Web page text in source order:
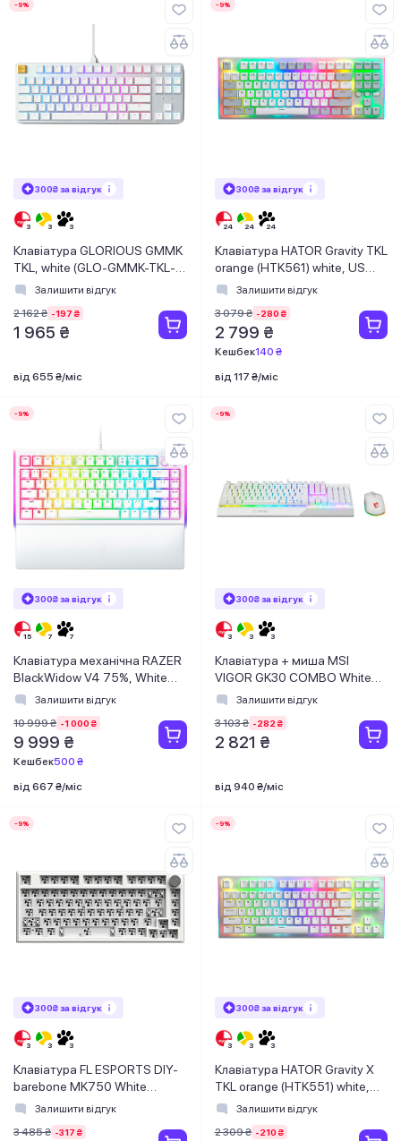
-9%
300₴ за відгук
Клавіатура GLORIOUS GMMK
TKL, white (GLO-GMMK-TKL-
BRN-W)Залишити відгук
2 162 ₴ -197 ₴
1 965 ₴
від 655 ₴/міс
-9%
300₴ за відгук
Клавіатура HATOR Gravity TKL
orange (HTK561) white, US
LayoutЗалишити відгук
3 079 ₴ -280 ₴
2 799 ₴
Кешбек140 ₴
від 117 ₴/міс
-9%
300₴ за відгук
Клавіатура механічна RAZER
BlackWidow V4 75%, White
(RZ03-05001700-R3M1)
Залишити відгук
10 999 ₴ -1 000 ₴
9 999 ₴
Кешбек500 ₴
від 667 ₴/міс
-9%
300₴ за відгук
Клавіатура + миша MSI
VIGOR GK30 COMBO White
UA
Залишити відгук
3 103 ₴ -282 ₴
2 821 ₴
від 940 ₴/міс
-9%
300₴ за відгук
Клавіатура FL ESPORTS DIY-
barebone MK750 White
Three-Mode (MK750-4247)
Залишити відгук
3 485 ₴ -317 ₴
-9%
300₴ за відгук
Клавіатура HATOR Gravity X
TKL orange (HTK551) white,
US Layout
Залишити відгук
2 309 ₴ -210 ₴